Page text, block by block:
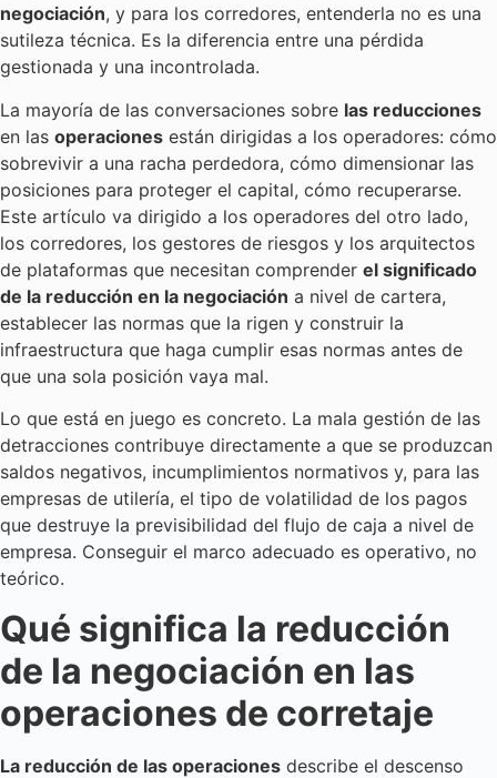
negociación, y para los corredores, entenderla no es una
sutileza técnica. Es la diferencia entre una pérdida
gestionada y una incontrolada.
La mayoría de las conversaciones sobre las reducciones
en las operaciones están dirigidas a los operadores: cómo
sobrevivir a una racha perdedora, cómo dimensionar las
posiciones para proteger el capital, cómo recuperarse.
Este artículo va dirigido a los operadores del otro lado,
los corredores, los gestores de riesgos y los arquitectos
de plataformas que necesitan comprender el significado
de la reducción en la negociación a nivel de cartera,
establecer las normas que la rigen y construir la
infraestructura que haga cumplir esas normas antes de
que una sola posición vaya mal.
Lo que está en juego es concreto. La mala gestión de las
detracciones contribuye directamente a que se produzcan
saldos negativos, incumplimientos normativos y, para las
empresas de utilería, el tipo de volatilidad de los pagos
que destruye la previsibilidad del flujo de caja a nivel de
empresa. Conseguir el marco adecuado es operativo, no
teórico.
Qué significa la reducción
de la negociación en las
operaciones de corretaje
La reducción de las operaciones describe el descenso